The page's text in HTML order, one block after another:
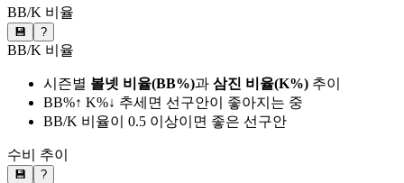
BB/K 비율
💾 ?
BB/K 비율
시즌별 볼넷 비율(BB%)과 삼진 비율(K%) 추이
BB%↑ K%↓ 추세면 선구안이 좋아지는 중
BB/K 비율이 0.5 이상이면 좋은 선구안
수비 추이
💾 ?